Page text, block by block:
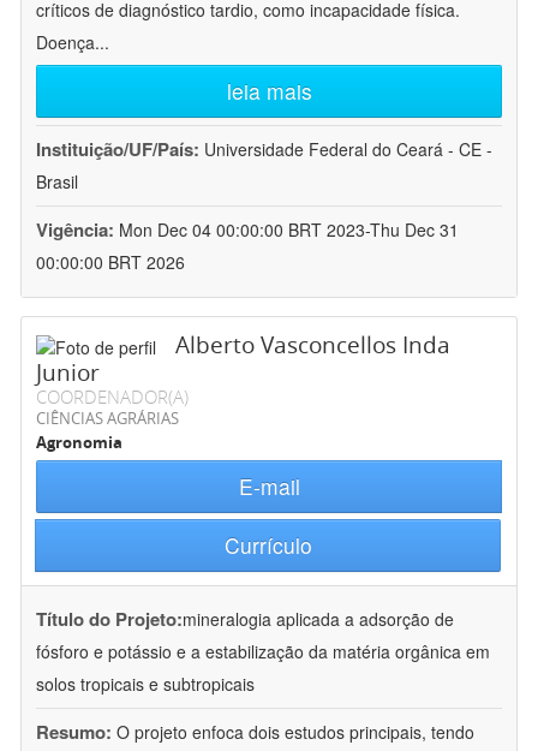
críticos de diagnóstico tardio, como incapacidade física.
Doença...
leia mais
Instituição/UF/País: Universidade Federal do Ceará - CE -
Brasil
Vigência: Mon Dec 04 00:00:00 BRT 2023-Thu Dec 31
00:00:00 BRT 2026
Alberto Vasconcellos Inda
Junior
COORDENADOR(A)
CIÊNCIAS AGRÁRIAS
Agronomia
E-mail
Currículo
Título do Projeto:mineralogia aplicada a adsorção de
fósforo e potássio e a estabilização da matéria orgânica em
solos tropicais e subtropicais
Resumo: O projeto enfoca dois estudos principais, tendo